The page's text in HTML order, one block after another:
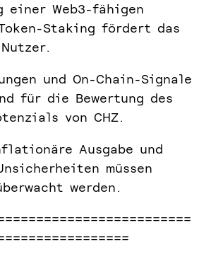
einer Web3-fähigen
Staking fördert das
und On-Chain-Signale
für die Bewertung des
von CHZ.
Ausgabe und
müssen
werden.